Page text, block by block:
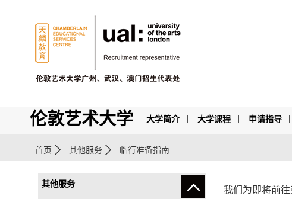
大学简介 大学课程 申请指导
伦敦艺术大学
首页 其他服务 临行准备指南
其他服务
我们为即将前